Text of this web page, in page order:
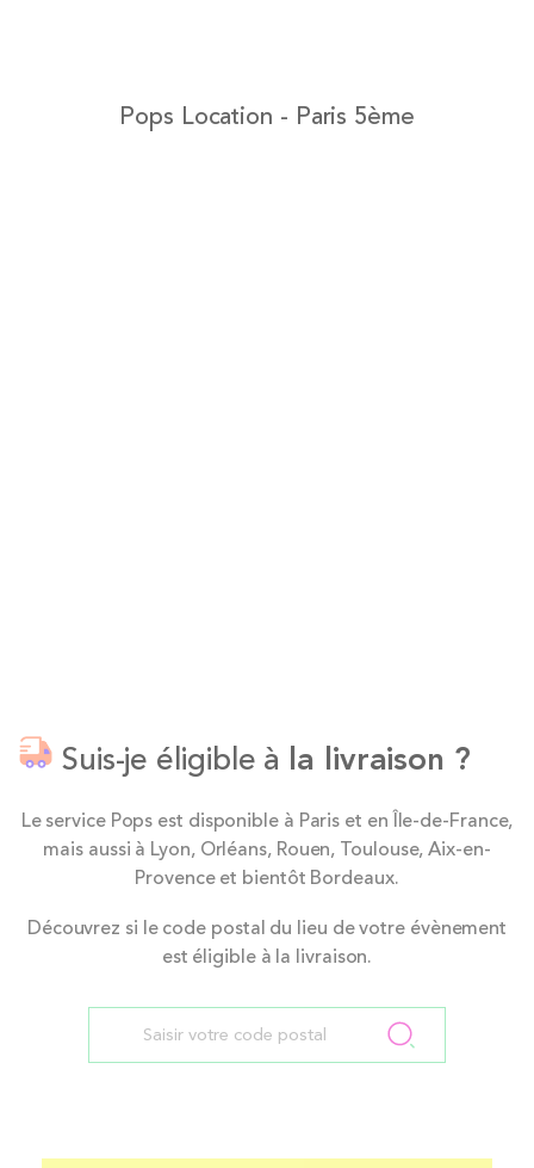
Pops Location - Paris 5ème
Suis-je éligible à la livraison ?
Le service Pops est disponible à Paris et en Île-de-France,
mais aussi à Lyon, Orléans, Rouen, Toulouse, Aix-en-
Provence et bientôt Bordeaux.
Découvrez si le code postal du lieu de votre évènement
est éligible à la livraison.